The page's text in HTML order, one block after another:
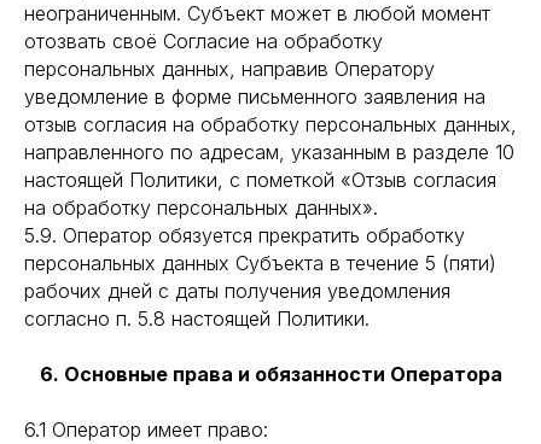
неограниченным. Субъект может в любой момент
отозвать своё Согласие на обработку
персональных данных, направив Оператору
уведомление в форме письменного заявления на
отзыв согласия на обработку персональных данных,
направленного по адресам, указанным в разделе 10
настоящей Политики, с пометкой «Отзыв согласия
на обработку персональных данных».
5.9. Оператор обязуется прекратить обработку
персональных данных Субъекта в течение 5 (пяти)
рабочих дней с даты получения уведомления
согласно п. 5.8 настоящей Политики.
6. Основные права и обязанности Оператора
6.1 Оператор имеет право: